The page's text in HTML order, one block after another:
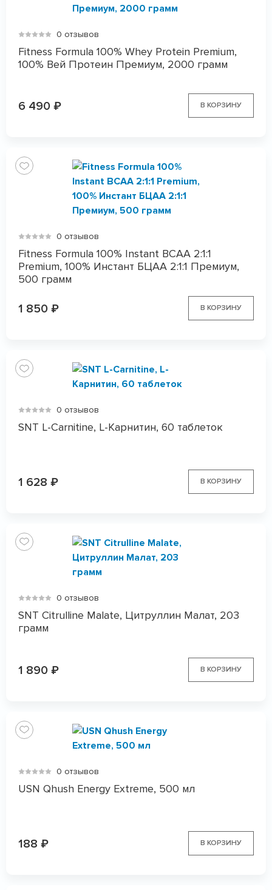
0 отзывов
Fitness Formula 100% Whey Protein Premium,
100% Вей Протеин Премиум, 2000 грамм
6 490 ₽ В КОРЗИНУ
0 отзывов
Fitness Formula 100% Instant BCAA 2:1:1
Premium, 100% Инстант БЦАА 2:1:1 Премиум,
500 грамм
1 850 ₽ В КОРЗИНУ
0 отзывов
SNT L-Carnitine, L-Карнитин, 60 таблеток
1 628 ₽ В КОРЗИНУ
0 отзывов
SNT Citrulline Malate, Цитруллин Малат, 203
грамм
1 890 ₽ В КОРЗИНУ
0 отзывов
USN Qhush Energy Extreme, 500 мл
188 ₽ В КОРЗИНУ